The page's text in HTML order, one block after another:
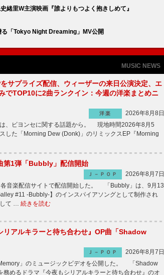
緒里W主演映画『誰よりもつよく抱きしめて』
「Tokyo Night Dreaming」MV公開
MUSIC NEWS
サプライズ配信、ウィーザーの来日公演決定、エ
でTOP10に2曲ランクイン：今週の洋楽まとめニ
洋楽
2026年8月8日
、ビヨンセに関する話題から。 現地時間2026年8月5
した「Morning Dew (Donk)」のリミックスEP『Morning
第1弾「Bubbly」配信開始
Ｊ－ＰＯＰ
2026年8月7日
音楽配信サイトで配信開始した。 「Bubbly」は、9月13
#11 -Bubbly-】のインスパイアソングとして制作され
て … 続きを読む
リアルキラーと待ち合わせ』OP曲「Shadow
Ｊ－ＰＯＰ
2026年8月7日
」のミュージックビデオを公開した。 「Shadow
務めるドラマ『今夜もシリアルキラーと待ち合わせ』のオ